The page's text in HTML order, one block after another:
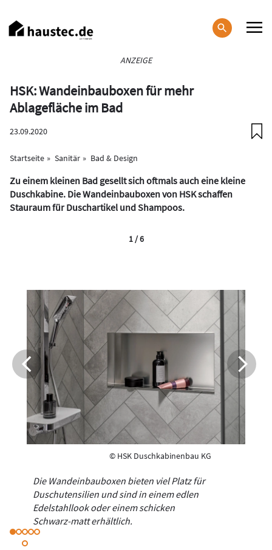
zum
Inhalt
ANZEIGE
HSK: Wandeinbauboxen für mehr
Ablagefläche im Bad
23.09.2020
Startseite Sanitär Bad & Design
Zu einem kleinen Bad gesellt sich oftmals auch eine kleine
Duschkabine. Die Wandeinbauboxen von HSK schaffen
Stauraum für Duschartikel und Shampoos.
© HSK Duschkabinenbau KG
Die Wandeinbauboxen bieten viel Platz für
Duschutensilien und sind in einem edlen
Edelstahllook oder einem schicken
Schwarz-matt erhältlich.
1 / 6